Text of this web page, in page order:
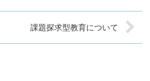
課題探求型教育について